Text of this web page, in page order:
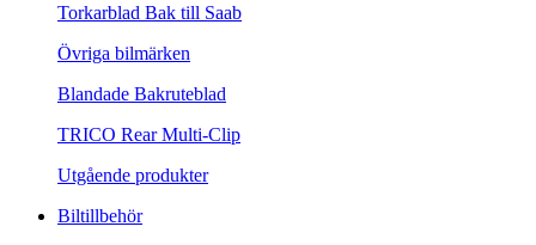
Torkarblad Bak till Saab
Övriga bilmärken
Blandade Bakruteblad
TRICO Rear Multi-Clip
Utgående produkter
Biltillbehör